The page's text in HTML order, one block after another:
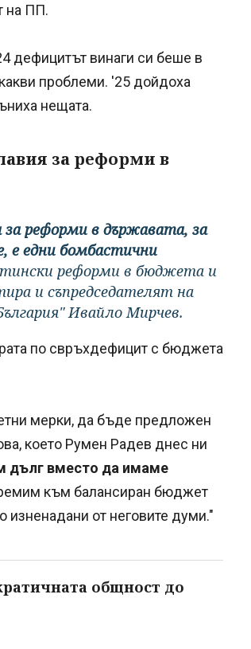
на ПП.
дефицитът винаги си беше в
проблеми. '25 дойдоха
нещата.
за реформи в
за реформи в държавата, за
е едни бомбастични
реформи в бюджета и
и съпредседателят на
Ивайло Мирчев.
по свръхдефицит с бюджета
мерки, да бъде предложен
което Румен Радев днес ни
дълг вместо да имаме
към балансиран бюджет
изненадани от неговите думи."
общност до